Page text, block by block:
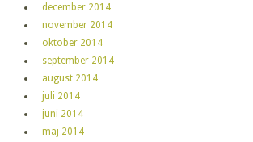
december 2014
november 2014
oktober 2014
september 2014
august 2014
juli 2014
juni 2014
maj 2014